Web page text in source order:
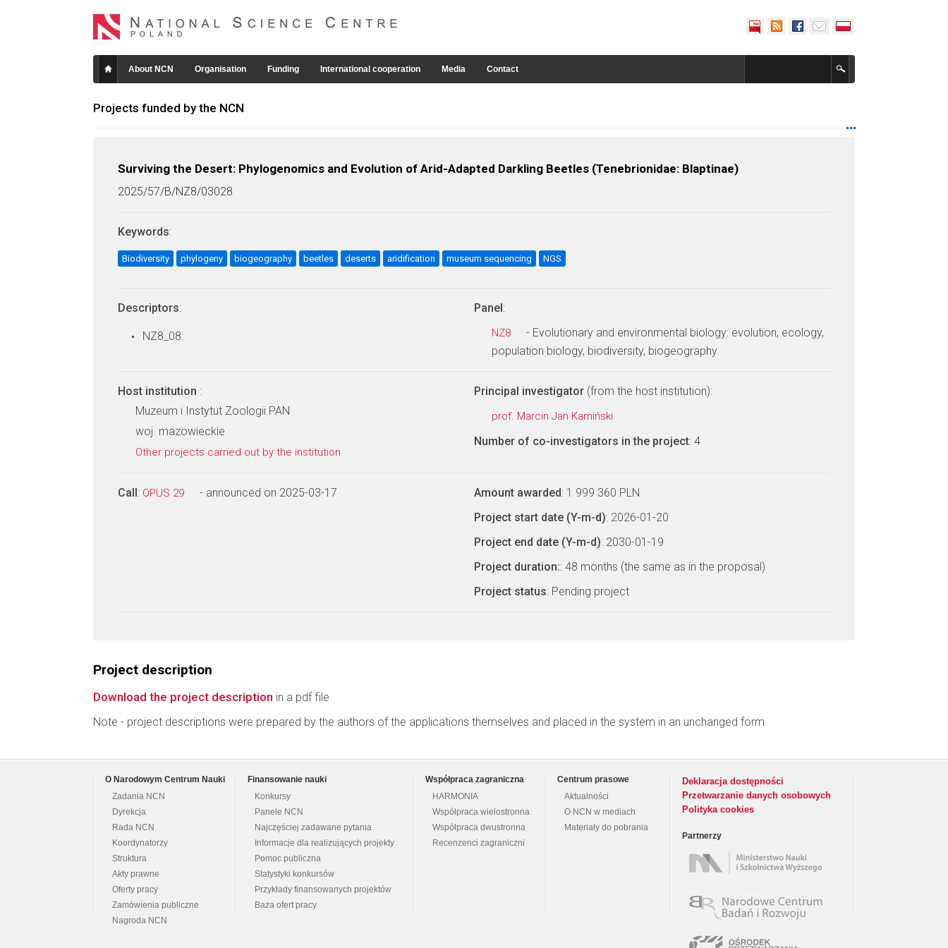
About NCN Organisation Funding International cooperation Media Contact
Projects funded by the NCN
Surviving the Desert: Phylogenomics and Evolution of Arid-Adapted Darkling Beetles (Tenebrionidae: Blaptinae)
2025/57/B/NZ8/03028
Keywords:
Biodiversity phylogeny biogeography beetles deserts aridification museum sequencing NGS
Descriptors:
NZ8_08:
Panel:
NZ8
- Evolutionary and environmental biology: evolution, ecology,
population biology, biodiversity, biogeography
Host institution :
Muzeum i Instytut Zoologii PAN
woj. mazowieckie
Other projects carried out by the institution
Principal investigator (from the host institution):
prof. Marcin Jan Kamiński
Number of co-investigators in the project: 4
Call: OPUS 29 - announced on 2025-03-17 Amount awarded: 1 999 360 PLN
Project start date (Y-m-d): 2026-01-20
Project end date (Y-m-d): 2030-01-19
Project duration:: 48 months (the same as in the proposal)
Project status: Pending project
Project description
Download the project description in a pdf file
Note - project descriptions were prepared by the authors of the applications themselves and placed in the system in an unchanged form.
O Narodowym Centrum Nauki
Zadania NCN
Dyrekcja
Rada NCN
Koordynatorzy
Struktura
Akty prawne
Oferty pracy
Zamówienia publiczne
Nagroda NCN
Finansowanie nauki
Konkursy
Panele NCN
Najczęściej zadawane pytania
Informacje dla realizujących projekty
Pomoc publiczna
Statystyki konkursów
Przykłady finansowanych projektów
Baza ofert pracy
Współpraca zagraniczna
HARMONIA
Współpraca wielostronna
Współpraca dwustronna
Recenzenci zagraniczni
Centrum prasowe
Aktualności
O NCN w mediach
Materiały do pobrania
Deklaracja dostępności
Przetwarzanie danych osobowych
Polityka cookies
Partnerzy